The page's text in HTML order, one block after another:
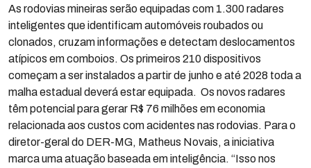
As rodovias mineiras serão equipadas com 1.300 radares
inteligentes que identificam automóveis roubados ou
clonados, cruzam informações e detectam deslocamentos
atípicos em comboios. Os primeiros 210 dispositivos
começam a ser instalados a partir de junho e até 2028 toda a
malha estadual deverá estar equipada. Os novos radares
têm potencial para gerar R$ 76 milhões em economia
relacionada aos custos com acidentes nas rodovias. Para o
diretor-geral do DER-MG, Matheus Novais, a iniciativa
marca uma atuação baseada em inteligência. “Isso nos